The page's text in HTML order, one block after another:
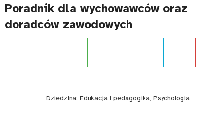
Poradnik dla wychowawców oraz
doradców zawodowych
Dziedzina: Edukacja i pedagogika, Psychologia